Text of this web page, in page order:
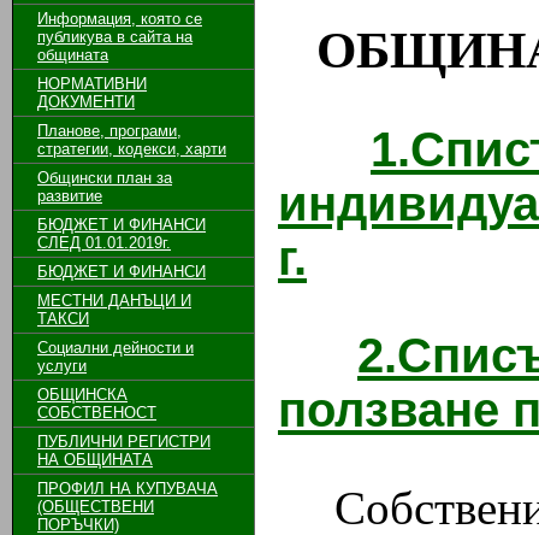
Информация, която се
публикува в сайта на
общината
НОРМАТИВНИ
ДОКУМЕНТИ
Планове, програми,
стратегии, кодекси, харти
Общински план за
развитие
БЮДЖЕТ И ФИНАНСИ
СЛЕД 01.01.2019г.
БЮДЖЕТ И ФИНАНСИ
МЕСТНИ ДАНЪЦИ И
ТАКСИ
Социални дейности и
услуги
ОБЩИНСКА
СОБСТВЕНОСТ
ПУБЛИЧНИ РЕГИСТРИ
НА ОБЩИНАТА
ПРОФИЛ НА КУПУВАЧА
(ОБЩЕСТВЕНИ
ПОРЪЧКИ)
г.
ползване